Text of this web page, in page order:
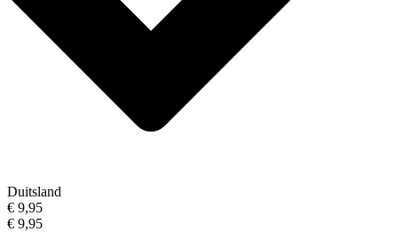
Duitsland
€ 9,95
€ 9,95